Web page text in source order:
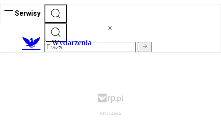
Serwisy
Wydarzenia